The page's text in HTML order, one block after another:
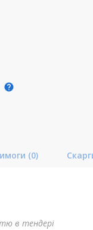
help
(0)
в тендері